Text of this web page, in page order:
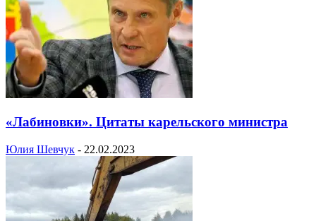
«Лабиновки». Цитаты карельского министра
Юлия Шевчук - 22.02.2023